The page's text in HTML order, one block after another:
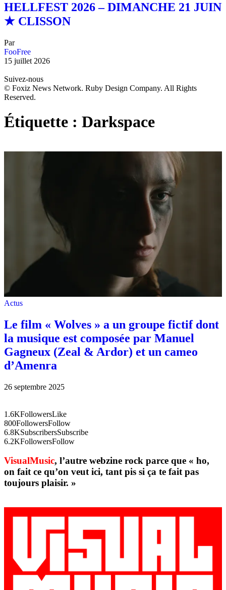
HELLFEST 2026 – DIMANCHE 21 JUIN
★ CLISSON
Par
FooFree
15 juillet 2026
Suivez-nous
© Foxiz News Network. Ruby Design Company. All Rights
Reserved.
Étiquette : Darkspace
Actus
Le film « Wolves » a un groupe fictif dont
la musique est composée par Manuel
Gagneux (Zeal & Ardor) et un cameo
d’Amenra
26 septembre 2025
1.6KFollowersLike
800FollowersFollow
6.8KSubscribersSubscribe
6.2KFollowersFollow
VisualMusic, l’autre webzine rock parce que « ho,
on fait ce qu’on veut ici, tant pis si ça te fait pas
toujours plaisir. »